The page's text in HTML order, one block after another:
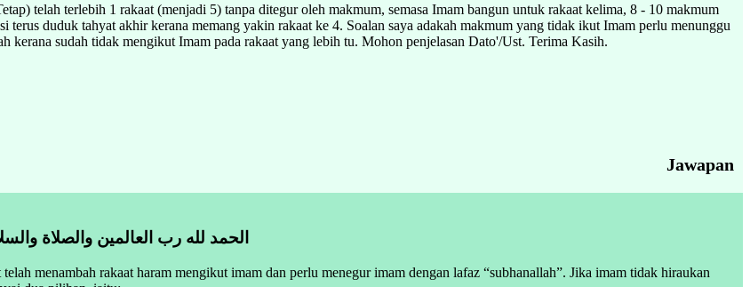
telah terlebih 1 rakaat (menjadi 5) tanpa ditegur oleh makmum, semasa Imam bangun untuk rakaat kelima, 8 - 10 makmum
terus duduk tahyat akhir kerana memang yakin rakaat ke 4. Soalan saya adakah makmum yang tidak ikut Imam perlu menunggu
kerana sudah tidak mengikut Imam pada rakaat yang lebih tu. Mohon penjelasan Dato'/Ust. Terima Kasih.
Jawapan
الحمد لله رب العالمين والصلاة
menambah rakaat haram mengikut imam dan perlu menegur imam dengan lafaz “subhanallah”. Jika imam tidak hiraukan